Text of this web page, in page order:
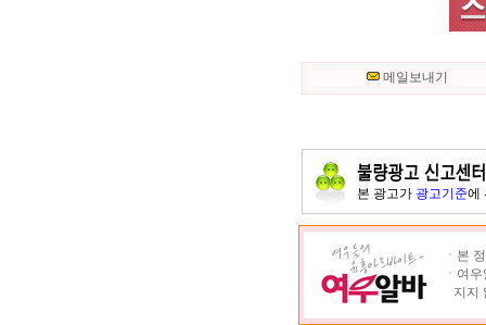
메일보내기
본 광고가 광고기준에
ㆍ본
ㆍ여
지지